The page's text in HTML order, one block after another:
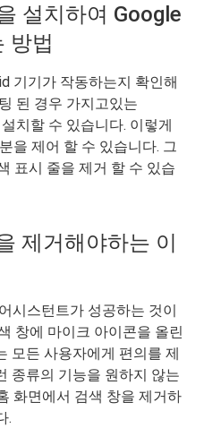
설치하여 Google
방법
기기가 작동하는지 확인해
된 경우 가지고있는
치할 수 있습니다. 이렇게
을 제어 할 수 있습니다. 그
표시 줄을 제거 할 수 있습
제거해야하는 이
시스턴트가 성공하는 것이
창에 마이크 아이콘을 올린
모든 사용자에게 편의를 제
종류의 기능을 원하지 않는
화면에서 검색 창을 제거하
.